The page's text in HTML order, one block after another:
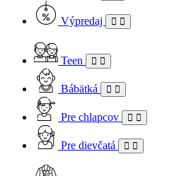
Výpredaj
Teen
Bábätká
Pre chlapcov
Pre dievčatá